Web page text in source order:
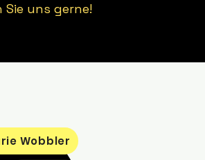
Sie uns gerne!
Wobbler